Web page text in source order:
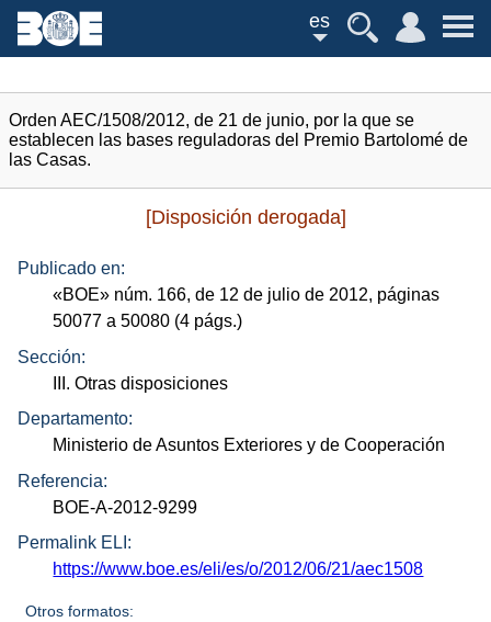
es
Orden AEC/1508/2012, de 21 de junio, por la que se
establecen las bases reguladoras del Premio Bartolomé de
las Casas.
[Disposición derogada]
Publicado en:
«BOE» núm. 166, de 12 de julio de 2012, páginas
50077 a 50080 (4 págs.)
Sección:
III. Otras disposiciones
Departamento:
Ministerio de Asuntos Exteriores y de Cooperación
Referencia:
BOE-A-2012-9299
Permalink ELI:
https://www.boe.es/eli/es/o/2012/06/21/aec1508
Otros formatos: